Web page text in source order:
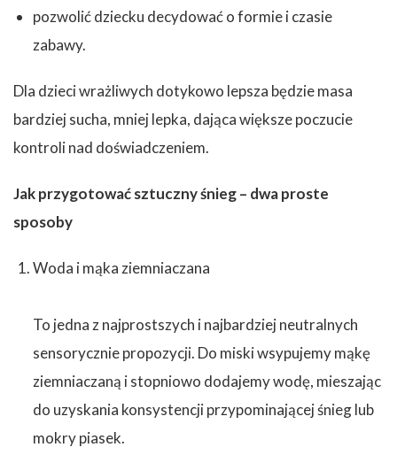
pozwolić dziecku decydować o formie i czasie
zabawy.
Dla dzieci wrażliwych dotykowo lepsza będzie masa
bardziej sucha, mniej lepka, dająca większe poczucie
kontroli nad doświadczeniem.
Jak przygotować sztuczny śnieg – dwa proste
sposoby
Woda i mąka ziemniaczana
To jedna z najprostszych i najbardziej neutralnych
sensorycznie propozycji. Do miski wsypujemy mąkę
ziemniaczaną i stopniowo dodajemy wodę, mieszając
do uzyskania konsystencji przypominającej śnieg lub
mokry piasek.